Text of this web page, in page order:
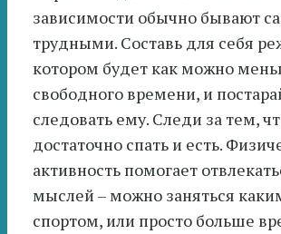
зависимости обычно бывают
трудными. Составь для себя
котором будет как можно
свободного времени, и
следовать ему. Следи за тем,
достаточно спать и есть.
активность помогает
мыслей – можно заняться
спортом, или просто больше